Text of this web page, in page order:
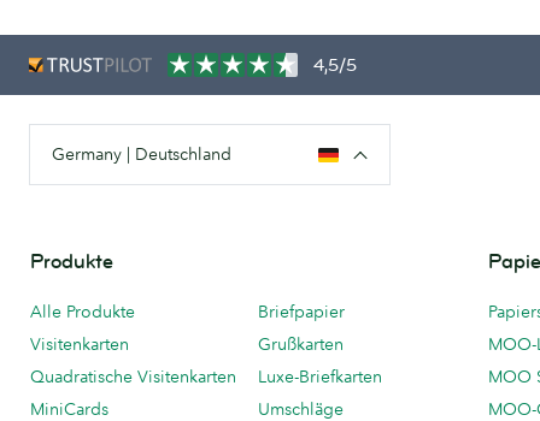
4,5/5
Germany | Deutschland
Produkte
Alle Produkte
Visitenkarten
Quadratische Visitenkarten
MiniCards
Briefpapier
Grußkarten
Luxe-Briefkarten
Umschläge
MOO-
MOO